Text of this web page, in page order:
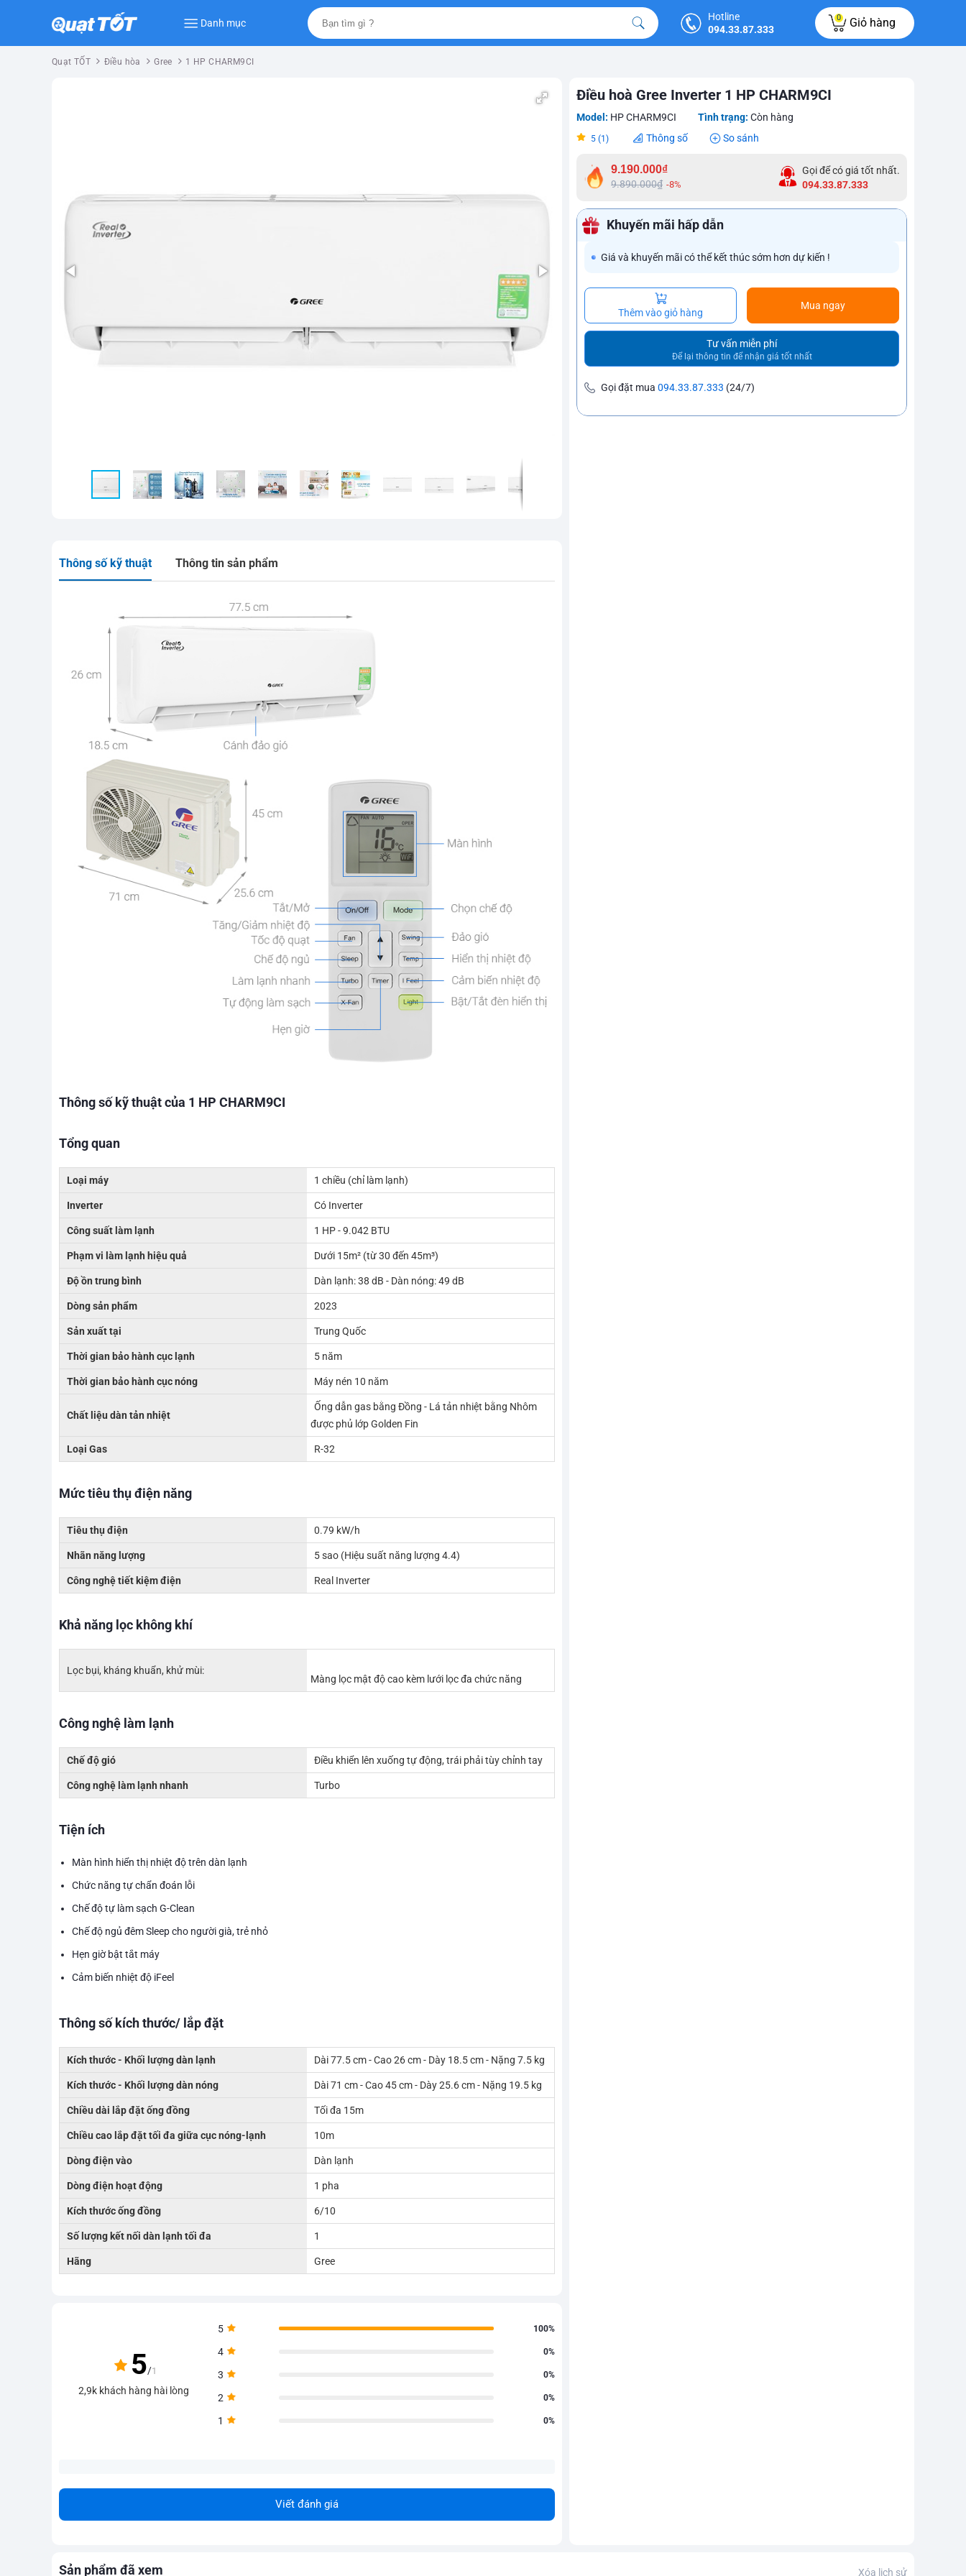
Danh mục
Hotline
094.33.87.333
0 Giỏ hàng
Quạt TỐT Điều hòa Gree 1 HP CHARM9CI
Điều hoà Gree Inverter 1 HP CHARM9CI
Model: HP CHARM9CI Tình trạng: Còn hàng
5 (1) Thông số So sánh
9.190.000₫
9.890.000₫ -8%
Gọi để có giá tốt nhất.
094.33.87.333
Khuyến mãi hấp dẫn
Giá và khuyến mãi có thể kết thúc sớm hơn dự kiến !
Thêm vào giỏ hàng
Mua ngay
Tư vấn miễn phí
Để lại thông tin để nhận giá tốt nhất
Gọi đặt mua 094.33.87.333 (24/7)
Thông số kỹ thuật Thông tin sản phẩm
Thông số kỹ thuật của 1 HP CHARM9CI
Tổng quan
Loại máy 1 chiều (chỉ làm lạnh)
Inverter Có Inverter
Công suất làm lạnh 1 HP - 9.042 BTU
Phạm vi làm lạnh hiệu quả Dưới 15m² (từ 30 đến 45m³)
Độ ồn trung bình Dàn lạnh: 38 dB - Dàn nóng: 49 dB
Dòng sản phẩm 2023
Sản xuất tại Trung Quốc
Thời gian bảo hành cục lạnh 5 năm
Thời gian bảo hành cục nóng Máy nén 10 năm
Chất liệu dàn tản nhiệt
Ống dẫn gas bằng Đồng - Lá tản nhiệt bằng Nhôm
được phủ lớp Golden Fin
Loại Gas R-32
Mức tiêu thụ điện năng
Tiêu thụ điện 0.79 kW/h
Nhãn năng lượng 5 sao (Hiệu suất năng lượng 4.4)
Công nghệ tiết kiệm điện Real Inverter
Khả năng lọc không khí
Lọc bụi, kháng khuẩn, khử mùi:
Màng lọc mật độ cao kèm lưới lọc đa chức năng
Công nghệ làm lạnh
Chế độ gió Điều khiển lên xuống tự động, trái phải tùy chỉnh tay
Công nghệ làm lạnh nhanh Turbo
Tiện ích
Màn hình hiển thị nhiệt độ trên dàn lạnh
Chức năng tự chẩn đoán lỗi
Chế độ tự làm sạch G-Clean
Chế độ ngủ đêm Sleep cho người già, trẻ nhỏ
Hẹn giờ bật tắt máy
Cảm biến nhiệt độ iFeel
Thông số kích thước/ lắp đặt
Kích thước - Khối lượng dàn lạnh Dài 77.5 cm - Cao 26 cm - Dày 18.5 cm - Nặng 7.5 kg
Kích thước - Khối lượng dàn nóng Dài 71 cm - Cao 45 cm - Dày 25.6 cm - Nặng 19.5 kg
Chiều dài lắp đặt ống đồng Tối đa 15m
Chiều cao lắp đặt tối đa giữa cục nóng-lạnh 10m
Dòng điện vào Dàn lạnh
Dòng điện hoạt động 1 pha
Kích thước ống đồng 6/10
Số lượng kết nối dàn lạnh tối đa 1
Hãng Gree
5/1
2,9k khách hàng hài lòng
5 100%
4 0%
3 0%
2 0%
1 0%
Viết đánh giá
Sản phẩm đã xem Xóa lịch sử